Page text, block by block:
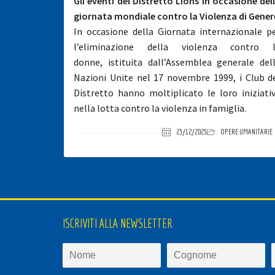
giornata mondiale contro la Violenza di
In occasione della Giornata internazionale
l’eliminazione della violenza contro
donne, istituita dall’Assemblea generale
Nazioni Unite nel 17 novembre 1999, i Club
Distretto hanno moltiplicato le loro
nella lotta contro la violenza in famiglia.
23/12/2025 OPERE UMANITARIE
ISCRIVITI ALLA NEWSLETTER